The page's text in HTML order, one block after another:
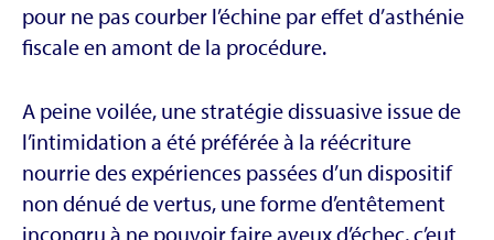
pour ne pas courber l’échine par effet d’asthénie
fiscale en amont de la procédure.
A peine voilée, une stratégie dissuasive issue de
l’intimidation a été préférée à la réécriture
nourrie des expériences passées d’un dispositif
non dénué de vertus, une forme d’entêtement
incongru à ne pouvoir faire aveux d’échec, c’eut